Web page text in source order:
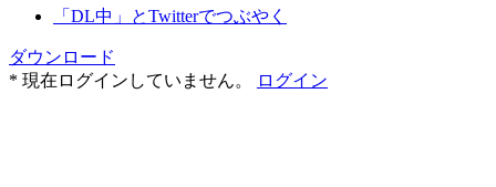
「DL中」とTwitterでつぶやく
ダウンロード
* 現在ログインしていません。
ログイン